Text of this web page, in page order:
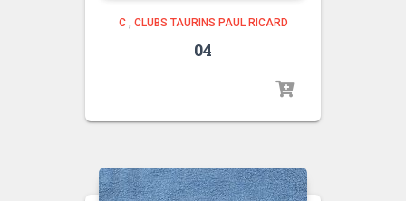
C, CLUBS TAURINS PAUL RICARD
04